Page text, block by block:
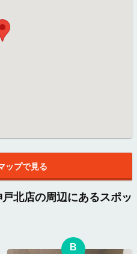
ップで見る
北店の周辺にあるスポッ
B